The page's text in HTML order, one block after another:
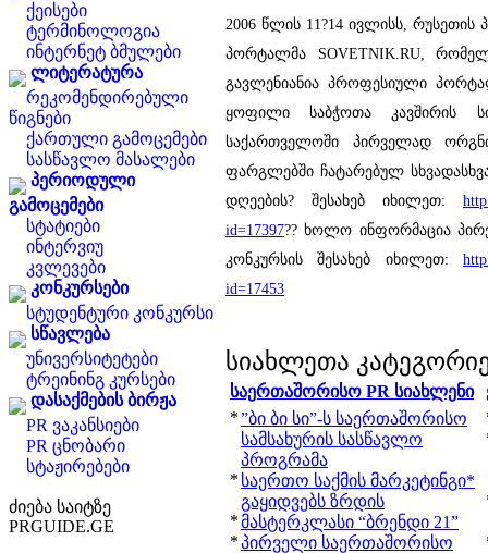
ქეისები
ტერმინოლოგია
ინტერნეტ ბმულები
ლიტერატურა
რეკომენდირებული
წიგნები
ქართული გამოცემები
სასწავლო მასალები
პერიოდული
გამოცემები
სტატიები
ინტერვიუ
კვლევები
კონკურსები
სტუდენტური კონკურსი
სწავლება
უნივერსიტეტები
ტრეინინგ კურსები
დასაქმების ბირჟა
PR ვაკანსიები
PR ცნობარი
სტაჟირებები
ძიება საიტზე
PRGUIDE.GE
2006 წლის 11?14 ივლისს,
პორტალმა SOVETNIK.RU,
გავლენიანია პროფესიული
ყოფილი საბჭოთა კავშირის
საქართველოში პირველად
ფარგლებში ჩატარებულ
დღეების? შესახებ იხილეთ:
id=17397?? ხოლო ინფორმაცია
კონკურსის შესახებ იხილეთ:
id=17453
სიახლეთა
საერთაშორისო PR სიახლენი
*”ბი ბი სი”-ს საერთაშორისო
სამსახურის სასწავლო
პროგრამა
* საერთო საქმის მარკეტინგი*
გაყიდვებს ზრდის
*მასტერკლასი “ბრენდი 21”
*პირველი საერთაშორისო